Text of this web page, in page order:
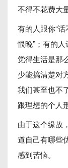
不得不花费大
有的人跟你“
恨晚”；有的
觉得生活是那
少能搞清楚对
我们甚至也不
跟理想的个人
由于这个缘故
道自己有哪些
感到苦恼。